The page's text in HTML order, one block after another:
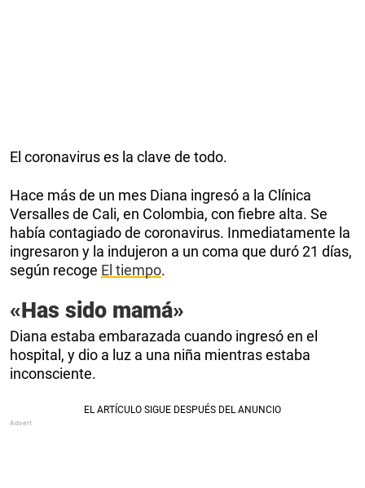
El coronavirus es la clave de todo.
Hace más de un mes Diana ingresó a la Clínica
Versalles de Cali, en Colombia, con fiebre alta. Se
había contagiado de coronavirus. Inmediatamente la
ingresaron y la indujeron a un coma que duró 21 días,
según recoge El tiempo.
«Has sido mamá»
Diana estaba embarazada cuando ingresó en el
hospital, y dio a luz a una niña mientras estaba
inconsciente.